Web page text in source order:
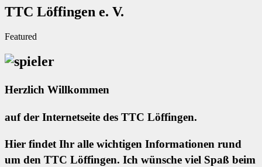
TTC Löffingen e. V.
Featured
Herzlich Willkommen
auf der Internetseite des TTC Löffingen.
Hier findet Ihr alle wichtigen Informationen rund
um den TTC Löffingen. Ich wünsche viel Spaß beim